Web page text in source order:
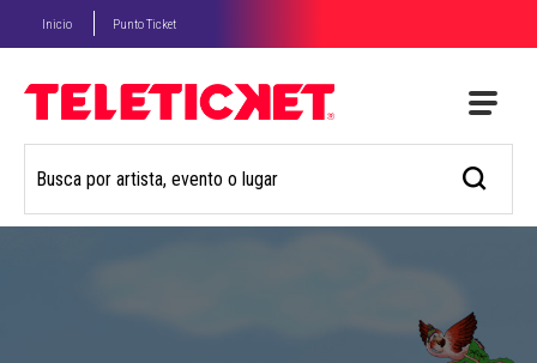
Inicio Punto Ticket